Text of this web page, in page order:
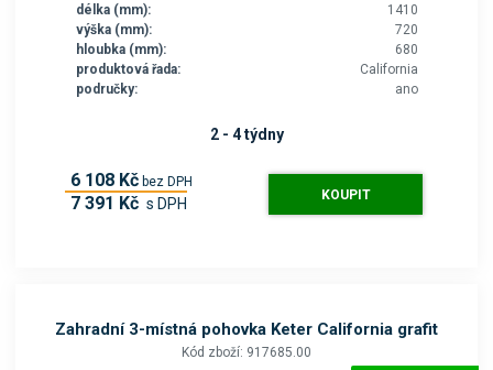
délka (mm):
1410
výška (mm):
720
hloubka (mm):
680
produktová řada:
California
područky:
ano
2 - 4 týdny
6 108 Kč bez DPH
7 391 Kč s DPH KOUPIT
Zahradní 3-místná pohovka Keter California grafit
Kód zboží: 917685.00